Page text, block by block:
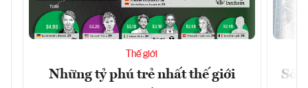
Thế giới
Những tỷ phú trẻ nhất thế giới
Số